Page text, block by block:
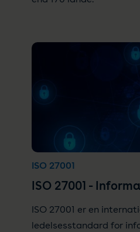
ISO 27001
ISO 27001 -
ISO 27001 er en
ledelsesstandard for